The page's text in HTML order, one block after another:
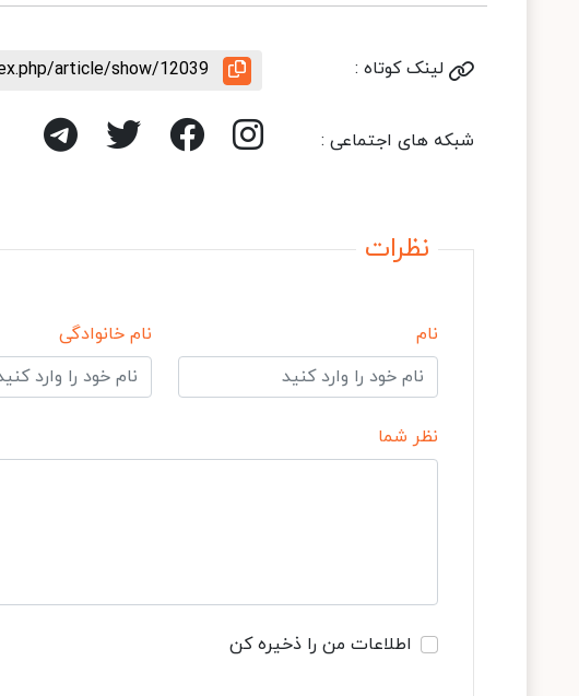
لینک کوتاه : article/show/12039
شبکه های اجتماعی :
نظرات
نام نام خانوادگی
نظر شما
اطلاعات من را ذخیره کن